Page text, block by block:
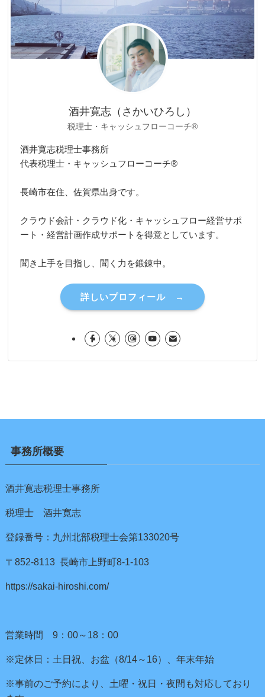
酒井寛志（さかいひろし）
税理士・キャッシュフローコーチ®
酒井寛志税理士事務所
代表税理士・キャッシュフローコーチ®
長崎市在住、佐賀県出身です。
クラウド会計・クラウド化・キャッシュフロー経営サポ
ート・経営計画作成サポートを得意としています。
聞き上手を目指し、聞く力を鍛錬中。
詳しいプロフィール →
事務所概要
酒井寛志税理士事務所
税理士 酒井寛志
登録番号：九州北部税理士会第133020号
〒852-8113 長崎市上野町8-1-103
https://sakai-hiroshi.com/
営業時間 9：00～18：00
※定休日：土日祝、お盆（8/14～16）、年末年始
※事前のご予約により、土曜・祝日・夜間も対応しており